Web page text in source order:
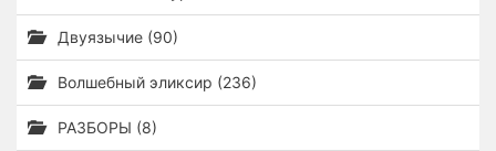
Двуязычие (90)
Волшебный эликсир (236)
РАЗБОРЫ (8)